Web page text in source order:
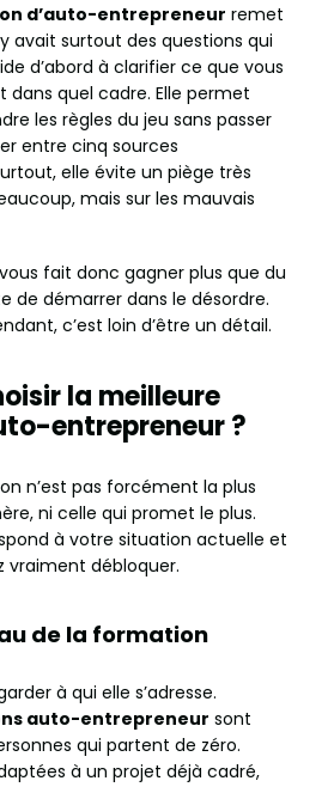
d’auto-entrepreneur remet
avait surtout des questions qui
d’abord à clarifier ce que vous
dans quel cadre. Elle permet
les règles du jeu sans passer
entre cinq sources
elle évite un piège très
mais sur les mauvais
fait donc gagner plus que du
de démarrer dans le désordre.
c’est loin d’être un détail.
la meilleure
entrepreneur ?
n’est pas forcément la plus
ni celle qui promet le plus.
à votre situation actuelle et
vraiment débloquer.
de la formation
à qui elle s’adresse.
auto-entrepreneur sont
qui partent de zéro.
à un projet déjà cadré,